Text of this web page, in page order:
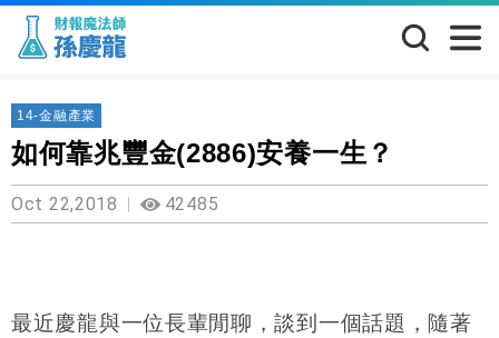
14-金融產業
如何靠兆豐金(2886)安養一生？
Oct 22,2018 42485
最近慶龍與一位長輩閒聊，談到一個話題，隨著